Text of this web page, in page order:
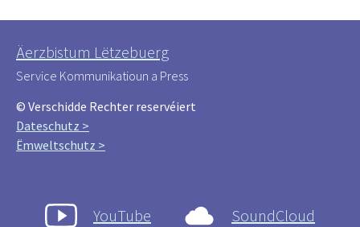
Äerzbistum Lëtzebuerg
Service Kommunikatioun a Press
© Verschidde Rechter reservéiert
Dateschutz >
Ëmweltschutz >
YouTube SoundCloud